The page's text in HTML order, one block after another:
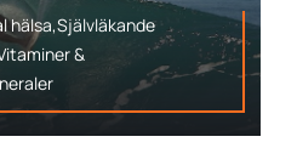
hälsa,Självläkande
&